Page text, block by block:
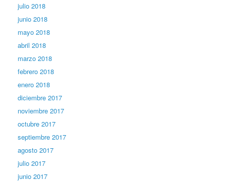
julio 2018
junio 2018
mayo 2018
abril 2018
marzo 2018
febrero 2018
enero 2018
diciembre 2017
noviembre 2017
octubre 2017
septiembre 2017
agosto 2017
julio 2017
junio 2017